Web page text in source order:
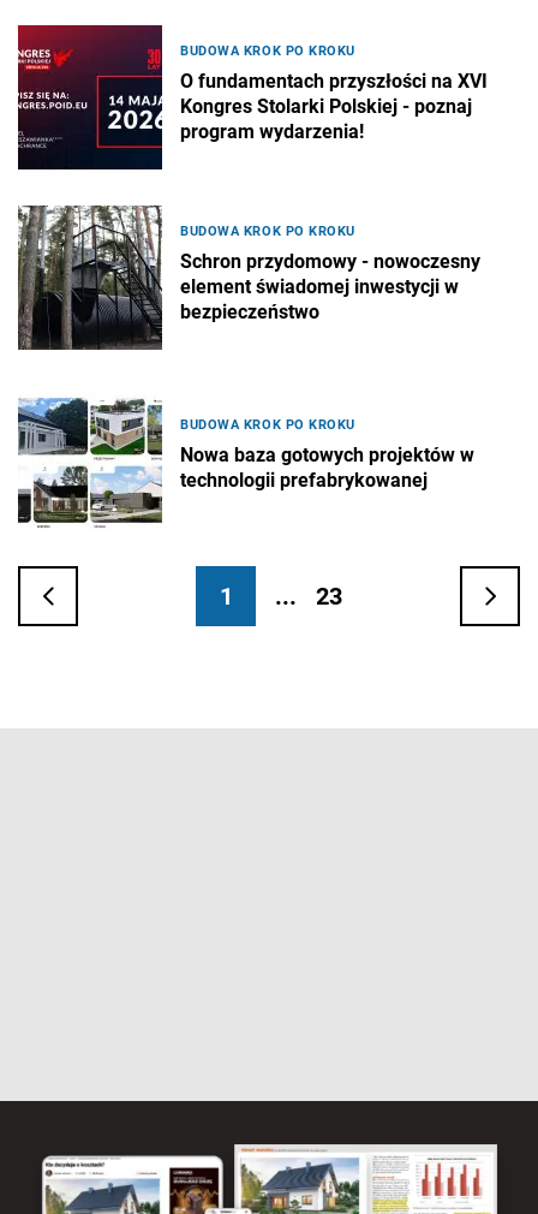
BUDOWA KROK PO KROKU
O fundamentach przyszłości na XVI
Kongres Stolarki Polskiej - poznaj
program wydarzenia!
BUDOWA KROK PO KROKU
Schron przydomowy - nowoczesny
element świadomej inwestycji w
bezpieczeństwo
BUDOWA KROK PO KROKU
Nowa baza gotowych projektów w
technologii prefabrykowanej
1 ... 23